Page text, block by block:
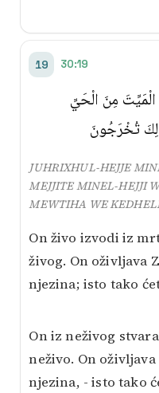
19 30:19
مِنَ الْحَيِّ
تُخْرَجُونَ
JUHRIXHUL-HEJJE
MEJJITE MINEL-HEJJI
MEWTIHA WE
On živo izvodi iz
živog. On oživljava
njezina; isto tako
On iz neživog
neživo. On
njezina, - isto tako